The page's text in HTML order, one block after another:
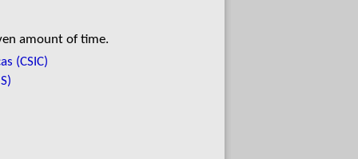
amount of time.
(CSIC)